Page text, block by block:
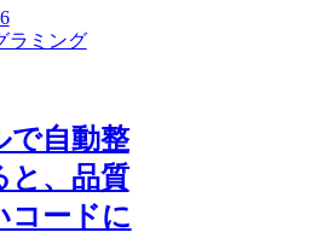
ラミング
で自動整
と、品質
コードに